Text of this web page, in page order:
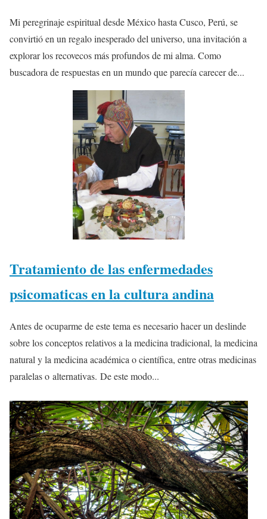
Mi peregrinaje espiritual desde México hasta Cusco, Perú, se
convirtió en un regalo inesperado del universo, una invitación a
explorar los recovecos más profundos de mi alma. Como
buscadora de respuestas en un mundo que parecía carecer de...
Tratamiento de las enfermedades
psicomaticas en la cultura andina
Antes de ocuparme de este tema es necesario hacer un deslinde
sobre los conceptos relativos a la medicina tradicional, la medicina
natural y la medicina académica o científica, entre otras medicinas
paralelas o alternativas. De este modo...